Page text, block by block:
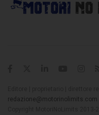
redazione@motorinolimits.com